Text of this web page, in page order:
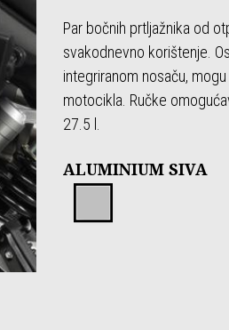
Par bočnih prtljažnika od
svakodnevno korištenje.
integriranom nosaču,
motocikla. Ručke
27.5 l.
ALUMINIUM SIVA